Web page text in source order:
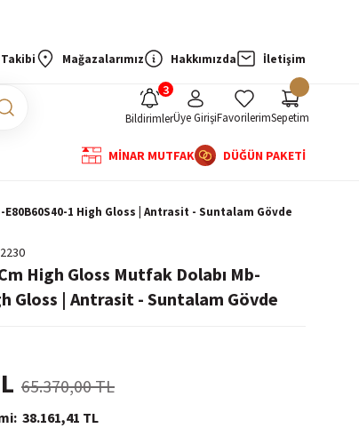
Mağazalarımız Hakkımızda İletişim
BildirimlerÜye GirişiFavorilerimSepetim
MİNAR MUTFAK DÜĞÜN PAKETİ
1 High Gloss | Antrasit - Suntalam Gövde
High Gloss Mutfak Dolabı Mb-
Gloss | Antrasit - Suntalam Gövde
65.370,00 TL
38.161,41 TL